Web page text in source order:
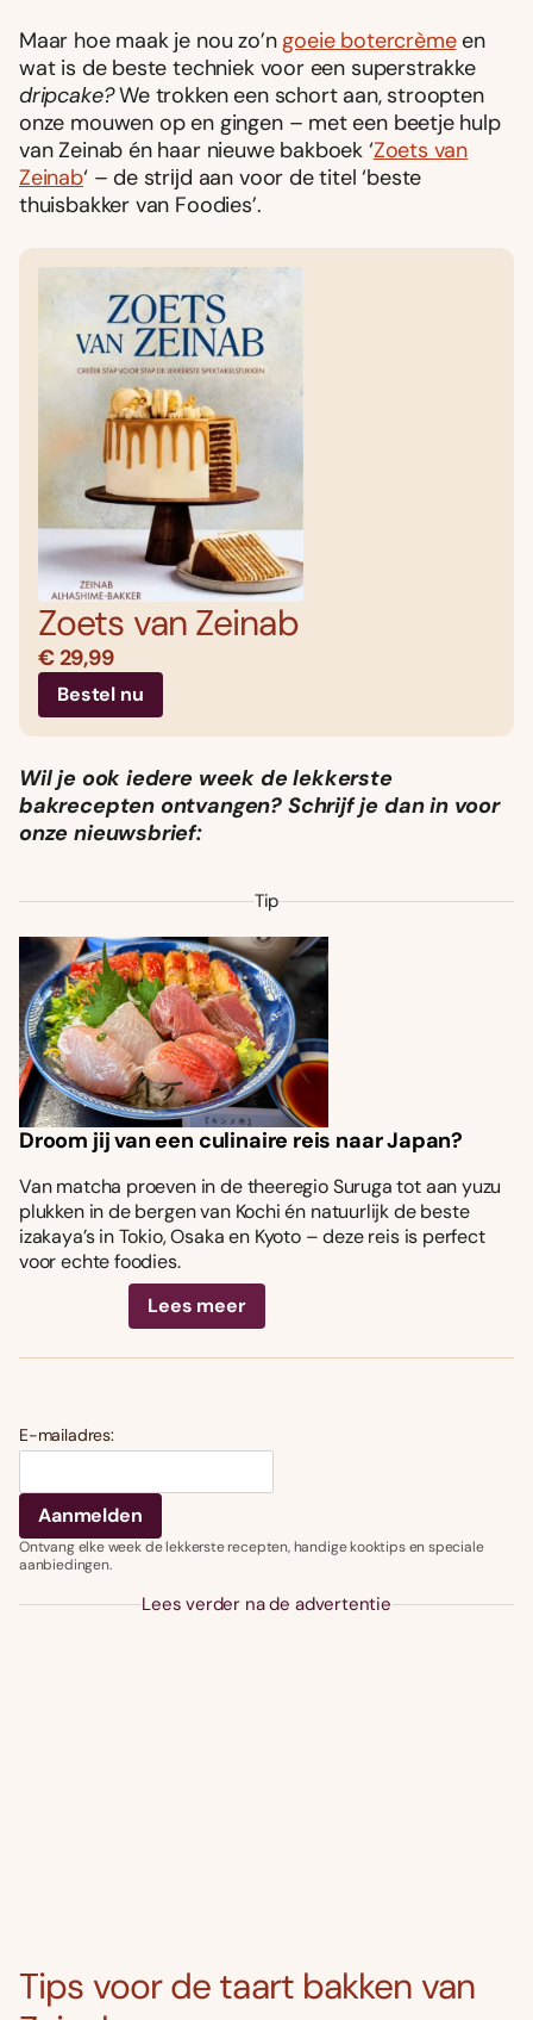
Maar hoe maak je nou zo’ngoeie botercrèmeen
wat is de beste techniek voor een superstrakke
dripcake?We trokken een schort aan, stroopten
onze mouwen op en gingen – met een beetje hulp
van Zeinab én haar nieuwe bakboek ‘Zoets van
Zeinab‘ – de strĳd aan voor de titel ‘beste
thuisbakker van Foodies’.
Zoets van Zeinab
€ 29,99
Bestel nu
Wil je ook iedere week de lekkerste
bakrecepten ontvangen? Schrijf je dan in voor
onze nieuwsbrief:
Tip
Droom jij van een culinaire reis naar Japan?
Van matcha proeven in de theeregio Suruga tot aan yuzu
plukken in de bergen van Kochi én natuurlijk de beste
izakaya’s in Tokio, Osaka en Kyoto – deze reis is perfect
voor echte foodies.
Lees meer
E-mailadres:
Ontvang elke week de lekkerste recepten, handige kooktips en speciale
aanbiedingen.
Lees verder na de advertentie
Tips voor de taart bakken van